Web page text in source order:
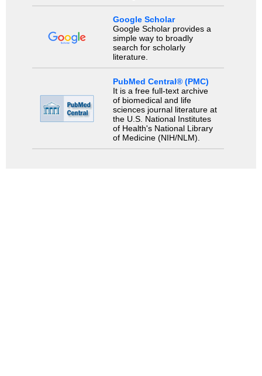
Google Scholar
Google Scholar provides a
simple way to broadly
search for scholarly
literature.
PubMed Central® (PMC)
It is a free full-text archive
of biomedical and life
sciences journal literature at
the U.S. National Institutes
of Health's National Library
of Medicine (NIH/NLM).